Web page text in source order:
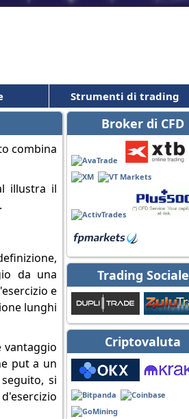
Strumenti di trading
Broker di CFD
Trading Sociale
Criptovaluta
combina
illustra il
da una
e
lunghi
vantaggio
put a un
si